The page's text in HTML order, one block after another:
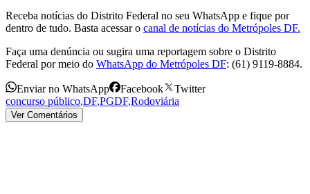
Receba notícias do Distrito Federal no seu WhatsApp e fique por
dentro de tudo. Basta acessar o canal de notícias do Metrópoles DF.
Faça uma denúncia ou sugira uma reportagem sobre o Distrito
Federal por meio do WhatsApp do Metrópoles DF: (61) 9119-8884.
Enviar no WhatsApp Facebook
Twitter
concurso público,DF,PGDF,Rodoviária
Ver Comentários